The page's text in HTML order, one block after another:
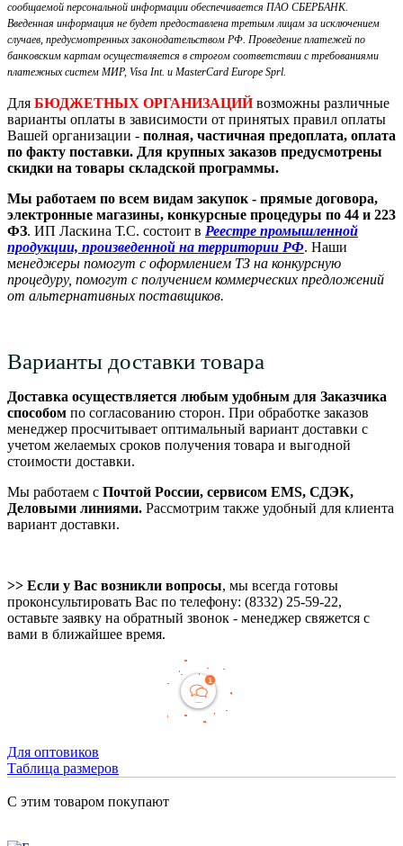
сообщаемой персональной информации обеспечивается ПАО СБЕРБАНК.
Введенная информация не будет предоставлена третьим лицам за исключением
случаев, предусмотренных законодательством РФ. Проведение платежей по
банковским картам осуществляется в строгом соответствии с требованиями
платежных систем МИР, Visa Int. и MasterCard Europe Sprl.
Для БЮДЖЕТНЫХ ОРГАНИЗАЦИЙ возможны различные
варианты оплаты в зависимости от принятых правил оплаты
Вашей организации - полная, частичная предоплата, оплата
по факту поставки. Для крупных заказов предусмотрены
скидки на товары складской программы.
Мы работаем по всем видам закупок - прямые договора,
электронные магазины, конкурсные процедуры по 44 и 223
ФЗ. ИП Ласкина Т.С. состоит в Реестре промышленной
продукции, произведенной на территории РФ. Наши
менеджеры помогут с оформлением ТЗ на конкурсную
процедуру, помогут с получением коммерческих предложений
от альтернативных поставщиков.
Варианты доставки товара
Доставка осуществляется любым удобным для Заказчика
способом по согласованию сторон. При обработке заказов
менеджер просчитывает оптимальный вариант доставки с
учетом желаемых сроков получения товара и выгодной
стоимости доставки.
Мы работаем с Почтой России, сервисом EMS, СДЭК,
Деловыми линиями. Рассмотрим также удобный для клиента
вариант доставки.
>> Если у Вас возникли вопросы, мы всегда готовы
проконсультировать Вас по телефону: (8332) 25-59-22,
оставьте заявку на обратный звонок - менеджер свяжется с
вами в ближайшее время.
Для оптовиков
Таблица размеров
С этим товаром покупают